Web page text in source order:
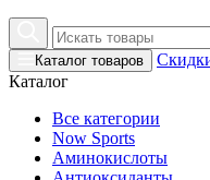
Каталог товаров
Каталог
Все категории
Now Sports
Аминокислоты